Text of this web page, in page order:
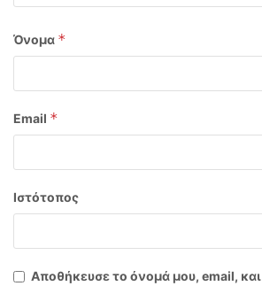
Όνομα *
Email *
Ιστότοπος
Αποθήκευσε το όνομά μου, email,